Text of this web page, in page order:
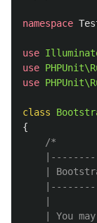
namespace
use
use
use
class
{
/*
|
| You